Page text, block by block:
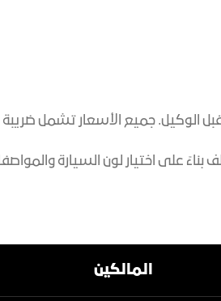
الوكيل. جميع الأسعار تشمل
على اختيار لون السيارة
المالكين